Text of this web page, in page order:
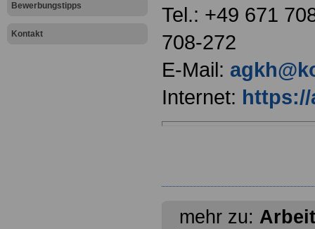
Bewerbungstipps
Kontakt
Tel.: +49 671
708-272
E-Mail:
Internet:
mehr zu: